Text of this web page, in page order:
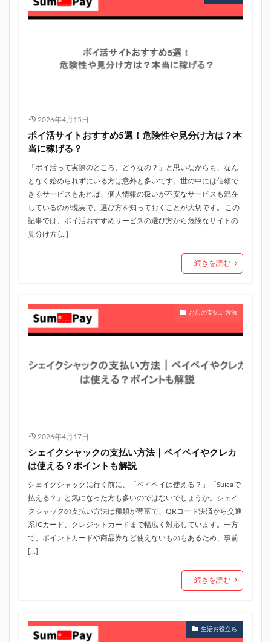
2026年4月15日
ポイ活サイトおすすめ5選！危険性や見分け方は？本
当に稼げる？
「ポイ活って実際のところ、どうなの？」と思いながらも、なん
となく始められずにいる方は意外と多いです。世の中には信頼で
きるサービスもあれば、個人情報の扱いが不安なサービスも混在
しているのが現実で、選び方を知っておくことが大切です。 この
記事では、ポイ活おすすめサービスの選び方から危険なサイトの
見分け方 […]
続きを読む
お店の支払い方法
2026年4月17日
シェイクシャックの支払い方法｜ペイペイやクレカ
は使える？ポイントも解説
シェイクシャックに行く前に、「ペイペイは使える？」「Suicaで
払える？」と気になった方も多いのではないでしょうか。シェイ
クシャックの支払い方法は種類が豊富で、QRコード決済から交通
系ICカード、クレジットカードまで幅広く対応しています。一方
で、ポイントカードや商品券など使えないものもあるため、事前
[…]
続きを読む
生活お役立ち